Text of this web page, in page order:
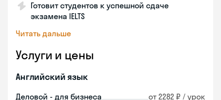
Готовит студентов к успешной сдаче
экзамена IELTS
Читать дальше
Услуги и цены
Английский язык
Деловой - для бизнеса от 2282 ₽ / урок